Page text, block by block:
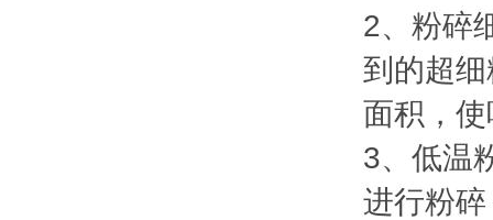
2、粉碎
到的超
面积，
3、低温
进行粉